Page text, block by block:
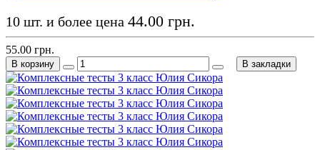
10 шт. и более цена 44.00 грн.
55.00 грн.
В корзину В закладки